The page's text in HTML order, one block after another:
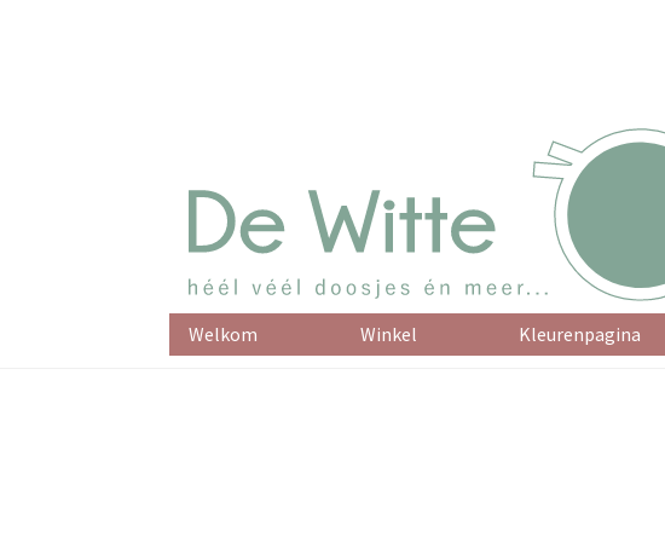
Welkom Winkel Kleurenpagina